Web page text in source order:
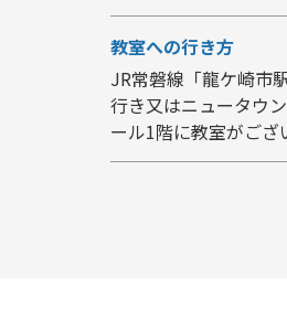
教室への行き方
JR常磐線「龍ケ崎市
行き又はニュータウ
ール1階に教室がござ